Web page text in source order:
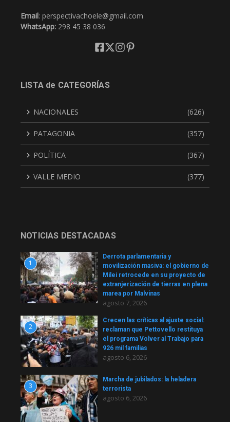
Email: perspectivachoele@gmail.com
WhatsApp: 298 45 38 036
LISTA de CATEGORÍAS
NACIONALES (626)
PATAGONIA (357)
POLÍTICA (367)
VALLE MEDIO (377)
NOTICIAS DESTACADAS
1
Derrota parlamentaria y
movilización masiva: el gobierno de
Milei retrocede en su proyecto de
extranjerización de tierras en plena
marea por Malvinas
agosto 7, 2026
2
Crecen las críticas al ajuste social:
reclaman que Pettovello restituya
el programa Volver al Trabajo para
926 mil familias
agosto 6, 2026
3
Marcha de jubilados: la heladera
terrorista
agosto 6, 2026